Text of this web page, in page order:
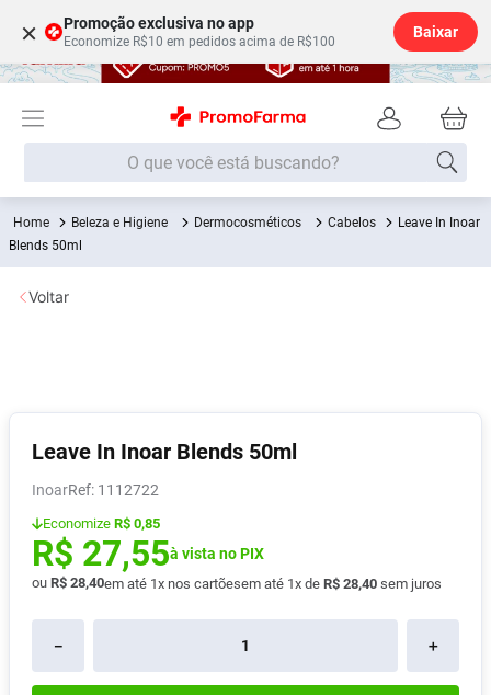
× Promoção exclusiva no app
Economize R$10 em pedidos acima de R$100
Baixar
O que você está buscando?
Beleza e Higiene Dermocosméticos Cabelos
Leave In Inoar
Blends 50ml
Leave In Inoar Blends 50ml
Inoar : 1112722
Economize R$ 0,85
R$ 27,55à vista no PIX
ou R$ 28,40em até 1x nos cartõesem até 1x de R$ 28,40 sem juros
＋
－
Voltar
Termos mais buscados
1º Fralda
2
5º Fralda G
6º Desodorante
7º Shampoo
8º Absorvente
9 Pampers Confort Sec
10º Lavitan